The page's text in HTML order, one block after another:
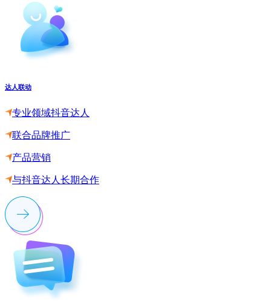
达人联动
专业领域抖音达人
联合品牌推广
产品营销
与抖音达人长期合作